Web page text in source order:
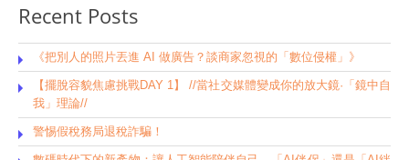
Recent Posts
《把別人的照片丟進 AI 做廣告？談商家忽視的「數位侵權」》
【擺脫容貌焦慮挑戰DAY 1】 //當社交媒體變成你的放大鏡·「鏡中自
我」理論//
警惕假稅務局退稅詐騙！